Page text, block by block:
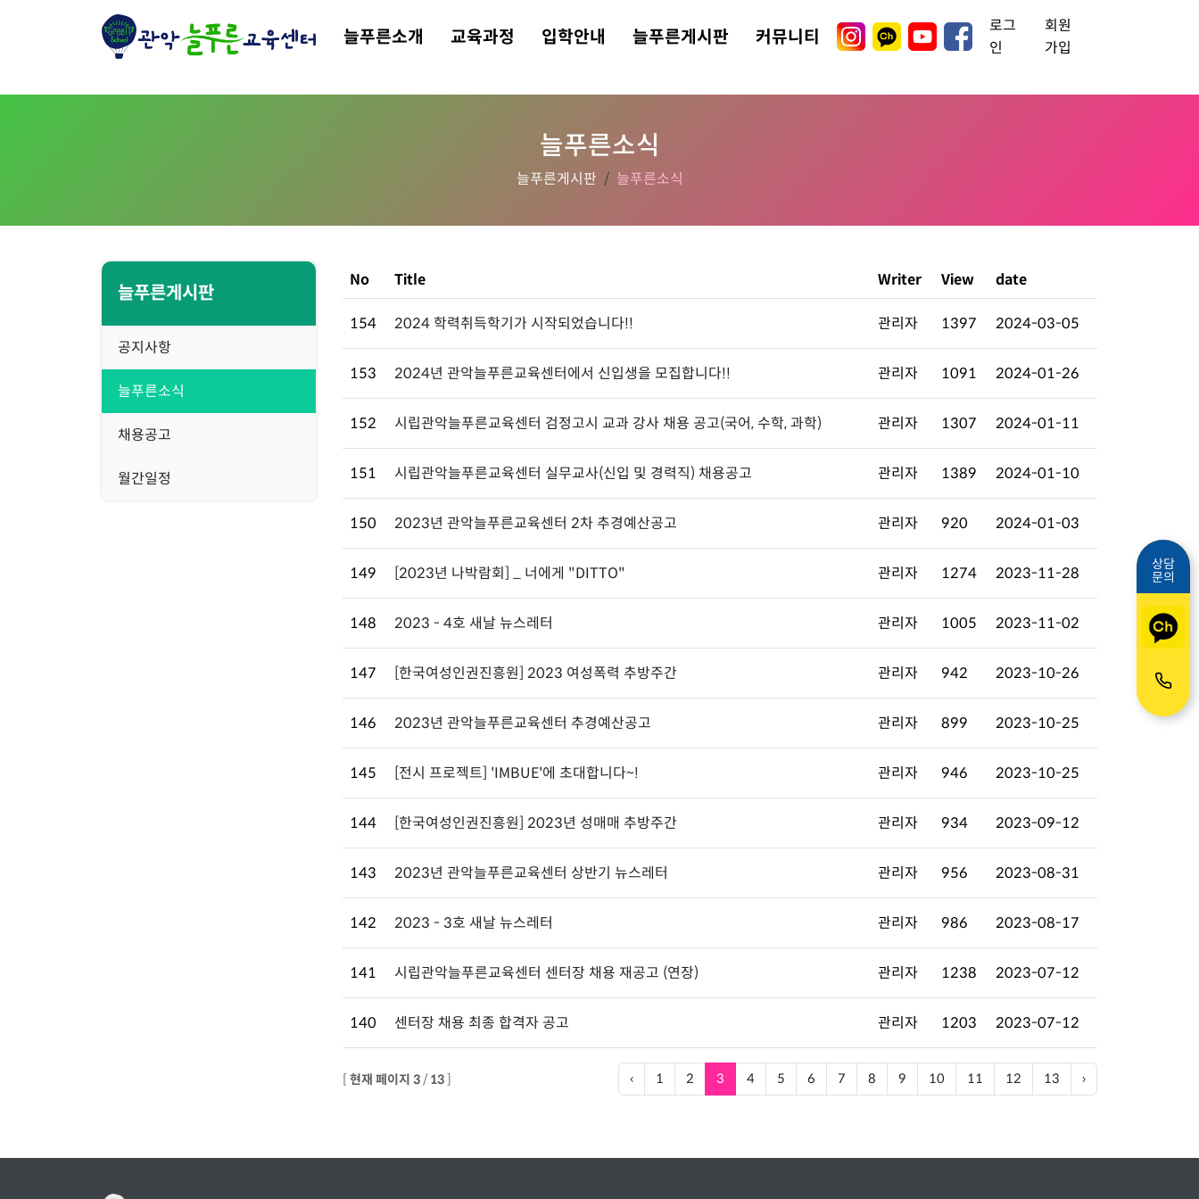
늘푸른소개 교육과정 입학안내 늘푸른게시판 커뮤니티
로그
인
회원
가입
늘푸른소식
늘푸른게시판 늘푸른소식
늘푸른게시판
공지사항
늘푸른소식
채용공고
월간일정
No Title Writer View date
154 2024 학력취득학기가 시작되었습니다!! 관리자 1397 2024-03-05
153 2024년 관악늘푸른교육센터에서 신입생을 모집합니다!! 관리자 1091 2024-01-26
152 시립관악늘푸른교육센터 검정고시 교과 강사 채용 공고(국어, 수학, 과학) 관리자 1307 2024-01-11
151 시립관악늘푸른교육센터 실무교사(신입 및 경력직) 채용공고 관리자 1389 2024-01-10
150 2023년 관악늘푸른교육센터 2차 추경예산공고 관리자 920 2024-01-03
149 [2023년 나박람회] _ 너에게 "DITTO" 관리자 1274 2023-11-28
148 2023 - 4호 새날 뉴스레터 관리자 1005 2023-11-02
147 [한국여성인권진흥원] 2023 여성폭력 추방주간 관리자 942 2023-10-26
146 2023년 관악늘푸른교육센터 추경예산공고 관리자 899 2023-10-25
145 [전시 프로젝트] 'IMBUE'에 초대합니다~! 관리자 946 2023-10-25
144 [한국여성인권진흥원] 2023년 성매매 추방주간 관리자 934 2023-09-12
143 2023년 관악늘푸른교육센터 상반기 뉴스레터 관리자 956 2023-08-31
142 2023 - 3호 새날 뉴스레터 관리자 986 2023-08-17
141 시립관악늘푸른교육센터 센터장 채용 재공고 (연장) 관리자 1238 2023-07-12
140 센터장 채용 최종 합격자 공고 관리자 1203 2023-07-12
[현재 페이지 3 / 13] ‹ 1 2 3 4 5 6 7 8 9 10 11 12 13 ›
상담
문의